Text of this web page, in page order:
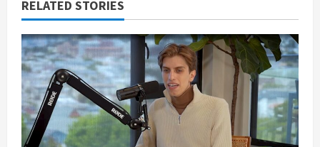
RELATED STORIES